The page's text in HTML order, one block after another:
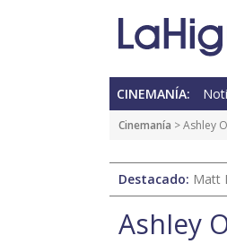
CINEMANÍA:
Cinemanía > Ashley
Destacado: Matt
Ashley